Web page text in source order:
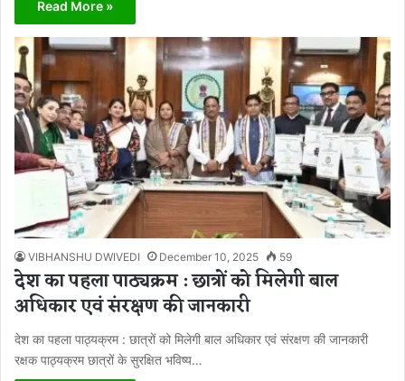
Read More »
VIBHANSHU DWIVEDI December 10, 2025 59
देश का पहला पाठ्यक्रम : छात्रों को मिलेगी बाल
अधिकार एवं संरक्षण की जानकारी
देश का पहला पाठ्यक्रम : छात्रों को मिलेगी बाल अधिकार एवं संरक्षण की जानकारी
रक्षक पाठ्यक्रम छात्रों के सुरक्षित भविष्य…